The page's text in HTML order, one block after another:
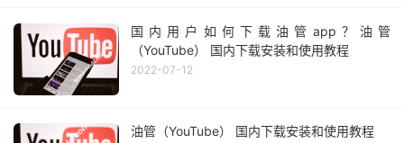
国内用户如何下载油管app？油管
（YouTube） 国内下载安装和使用教程
2022-07-12
油管（YouTube） 国内下载安装和使用教程